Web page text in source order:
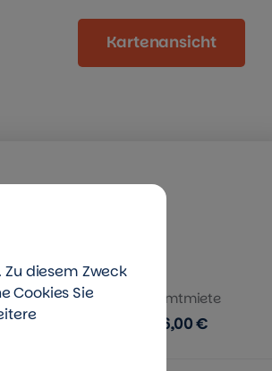
Kartenansicht
2
Gesamtmiete
536,00 €
diesem Zweck
Cookies Sie